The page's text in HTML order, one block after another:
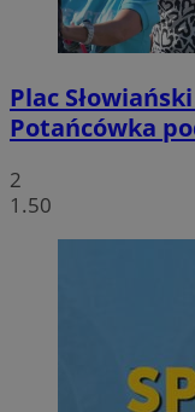
Plac
Potańcówka
2
1.50